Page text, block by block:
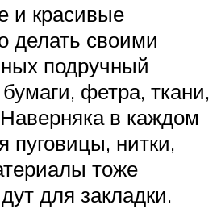
и красивые
делать своими
подручный
фетра, ткани,
в каждом
пуговицы, нитки,
тоже
для закладки.